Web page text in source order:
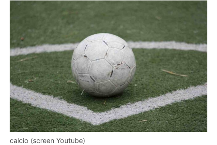
calcio (screen Youtube)